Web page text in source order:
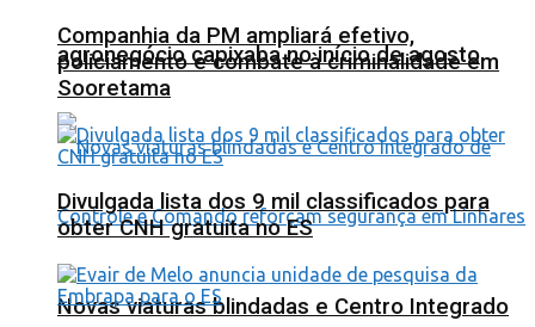
agronegócio capixaba no início de agosto
Novas viaturas blindadas e Centro Integrado
Companhia da PM ampliará efetivo,
policiamento e combate à criminalidade em
Sooretama
Divulgada lista dos 9 mil classificados para
obter CNH gratuita no ES